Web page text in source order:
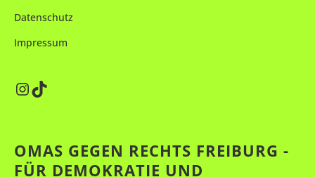
Datenschutz
Impressum
Instagram
TikTok
OMAS GEGEN RECHTS FREIBURG -
FÜR DEMOKRATIE UND